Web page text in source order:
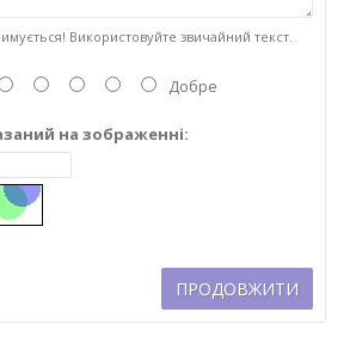
Використовуйте звичайний текст.
Добре
на зображенні:
ПРОДОВЖИТИ